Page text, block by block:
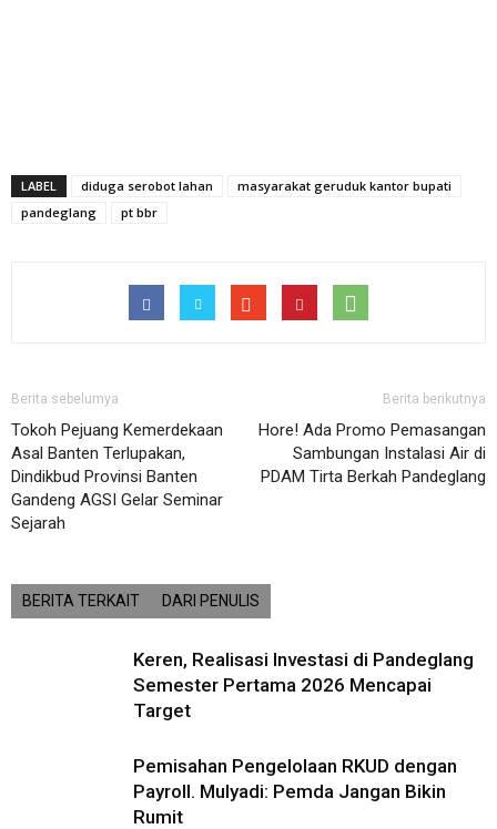
LABEL diduga serobot lahan
masyarakat geruduk kantor bupati
pandeglang
pt bbr
Berita sebelumya
Tokoh Pejuang Kemerdekaan
Asal Banten Terlupakan,
Dindikbud Provinsi Banten
Gandeng AGSI Gelar Seminar
Sejarah
Berita berikutnya
Hore! Ada Promo Pemasangan
Sambungan Instalasi Air di
PDAM Tirta Berkah Pandeglang
BERITA TERKAIT DARI PENULIS
Keren, Realisasi Investasi di Pandeglang
Semester Pertama 2026 Mencapai
Target
Pemisahan Pengelolaan RKUD dengan
Payroll. Mulyadi: Pemda Jangan Bikin
Rumit